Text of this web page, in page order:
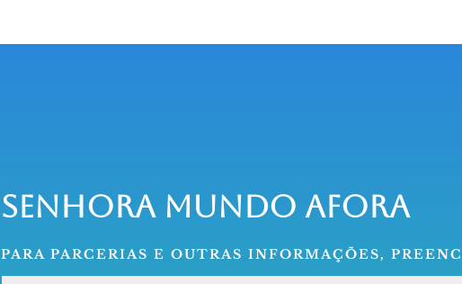
Senhora Mundo Afora
PARA PARCERIAS E OUTRAS INFORMAÇÕES,